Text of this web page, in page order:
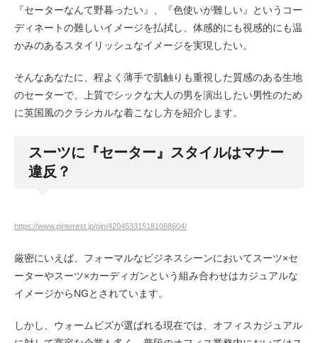
『セーターなんて野暮ったい』、『色使いが難しい』というコー
ディネートの難しいイメージを払拭し、体感的にも視感的にも温
かみのあるスタイリッシュなイメージを実現したい。
そんなあなたに、程よく薄手で肌触りも重視した質感のある生地
のセーターで、上質でシックな大人の男を演出したい男性のため
に英国風のクラシカルな着こなし方を紹介します。
スーツに『セーター』スタイルはマナー
違反？
https://www.pinterest.jp/pin/420453315181088604/
厳密にいえば、フォーマルなビジネスシーンにおいてスーツ×セ
ーターやスーツ×カーディガンという組み合わせはカジュアルな
イメージからNGとされています。
しかし、ウォームビズが選ばれる現在では、オフィスカジュアル